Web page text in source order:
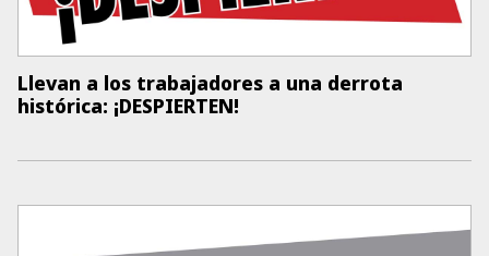
Llevan a los trabajadores a una derrota
histórica: ¡DESPIERTEN!